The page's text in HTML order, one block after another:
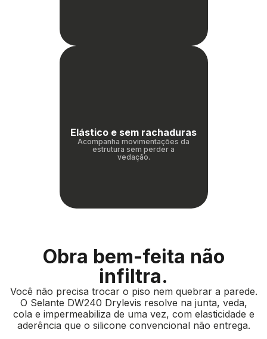
Elástico e sem rachaduras
Acompanha movimentações da
estrutura sem perder a
vedação.
Obra bem-feita não
infiltra.
Você não precisa trocar o piso nem quebrar a parede.
O Selante DW240 Drylevis resolve na junta, veda,
cola e impermeabiliza de uma vez, com elasticidade e
aderência que o silicone convencional não entrega.